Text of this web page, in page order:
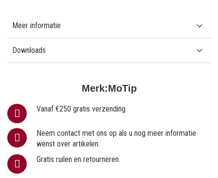
Merk:MoTip
Vanaf €250 gratis verzending
Neem contact met ons op als u nog meer informatie
wenst over artikelen.
Gratis ruilen en retourneren.
Meer informatie
Downloads